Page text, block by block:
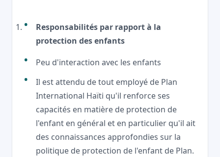
Responsabilités par rapport à la
protection des enfants
Peu d'interaction avec les enfants
Il est attendu de tout employé de Plan
International Haïti qu'il renforce ses
capacités en matière de protection de
l'enfant en général et en particulier qu'il ait
des connaissances approfondies sur la
politique de protection de l'enfant de Plan.